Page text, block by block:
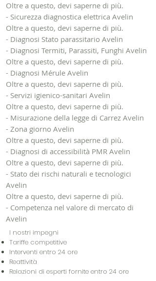
Oltre a questo, devi saperne di più.
- Sicurezza diagnostica elettrica Avelin
Oltre a questo, devi saperne di più.
- Diagnosi Stato parassitario Avelin
- Diagnosi Termiti, Parassiti, Funghi Avelin
Oltre a questo, devi saperne di più.
- Diagnosi Mérule Avelin
Oltre a questo, devi saperne di più.
- Servizi igienico-sanitari Avelin
Oltre a questo, devi saperne di più.
- Misurazione della legge di Carrez Avelin
- Zona giorno Avelin
Oltre a questo, devi saperne di più.
- Diagnosi di accessibilità PMR Avelin
Oltre a questo, devi saperne di più.
- Stato dei rischi naturali e tecnologici
Avelin
Oltre a questo, devi saperne di più.
- Competenza nel valore di mercato di
Avelin
I nostri impegni
Tariffe competitive
Interventi entro 24 ore
Reattività
Relazioni di esperti fornite entro 24 ore